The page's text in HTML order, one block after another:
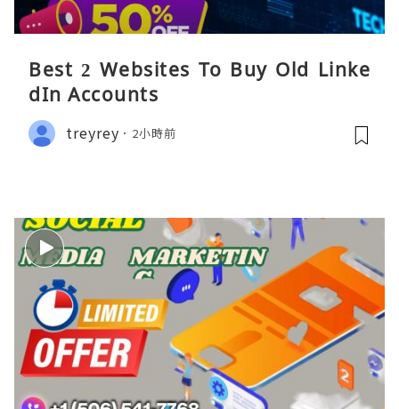
Best 2 Websites To Buy Old Linke
dIn Accounts
treyrey 2小時前